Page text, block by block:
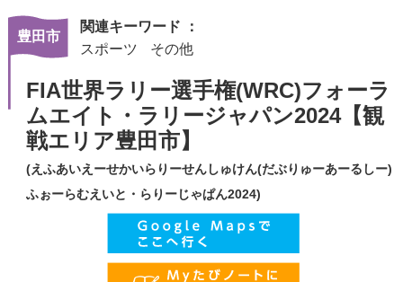
豊田市
関連キーワード ：
スポーツ
その他
FIA世界ラリー選手権(WRC)フォーラ
ムエイト・ラリージャパン2024【観
戦エリア豊田市】
(えふあいえーせかいらりーせんしゅけん(だぶりゅーあーるしー)
ふぉーらむえいと・らりーじゃぱん2024)